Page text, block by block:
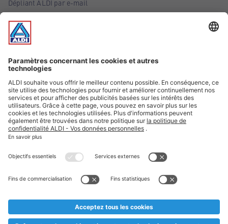
Dépliant ALDI par e-mail
Offres
Infos essentielles
Suivez ALDI Belgique
Textes marqués d'un astérisque et mentions légales
* Nous vendons ces articles temporairement et jusqu'à
au cas où, malgré le planning bien étudié, nous serions
prématurément en rupture de stock. Prix Recupel et TVA incl.
** Sur ce site, l’utilisation de la forme masculine a été adoptée